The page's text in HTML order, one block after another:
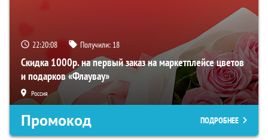
22:20:07 Получили: 18
Скидка 1000р. на первый заказ на маркетплейсе цветов
и подарков «Флаувау»
Россия
Промокод ПОДРОБНЕЕ